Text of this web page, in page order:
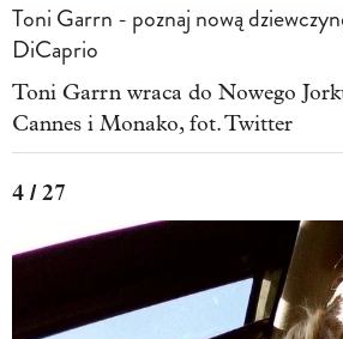
Toni Garrn - poznaj nową
DiCaprio
Toni Garrn wraca do Nowego
Cannes i Monako, fot. Twitter
4 / 27